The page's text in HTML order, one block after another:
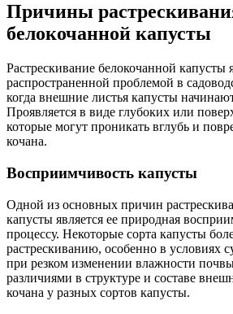
Причины
белокочанной капусты
Растрескивание белокочанной капусты
распространенной проблемой в
когда внешние листья капусты
Проявляется в виде глубоких или
которые могут проникать вглубь и
кочана.
Восприимчивость капусты
Одной из основных причин
капусты является ее природная
процессу. Некоторые сорта капусты
растрескиванию, особенно в условиях
при резком изменении влажности
различиями в структуре и составе
кочана у разных сортов капусты.